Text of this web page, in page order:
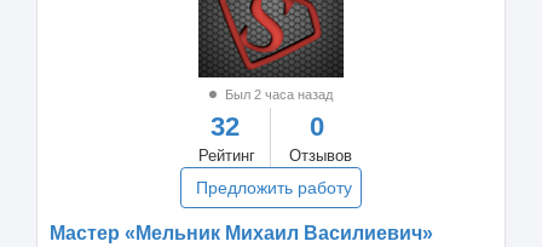
Был 2 часа назад
32
Рейтинг
0
Отзывов
Предложить работу
Мастер «Мельник Михаил Василиевич»